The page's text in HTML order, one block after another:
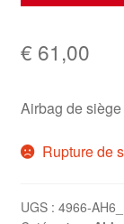
€ 61,00
Airbag de
Rupture de
UGS : 4966-